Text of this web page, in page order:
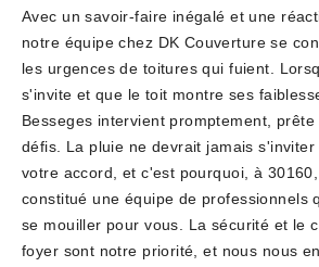
Avec un savoir-faire inégalé et une
notre équipe chez DK Couverture se
les urgences de toitures qui fuient.
s'invite et que le toit montre ses
Besseges intervient promptement,
défis. La pluie ne devrait jamais s'inviter
votre accord, et c'est pourquoi, à
constitué une équipe de professionnels
se mouiller pour vous. La sécurité et le
foyer sont notre priorité, et nous nous